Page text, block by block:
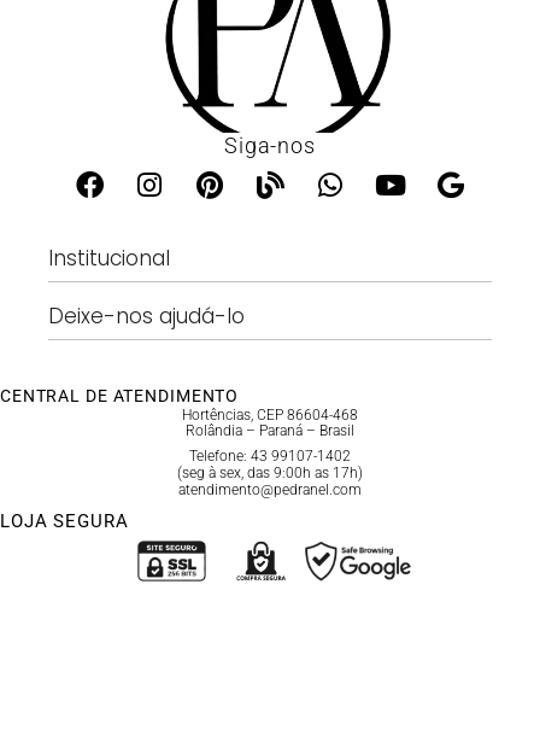
Siga-nos
Institucional
Deixe-nos ajudá-lo
CENTRAL DE ATENDIMENTO
Hortências, CEP 86604-468
Rolândia – Paraná – Brasil
Telefone: 43 99107-1402
(seg à sex, das 9:00h as 17h)
atendimento@pedranel.com
LOJA SEGURA